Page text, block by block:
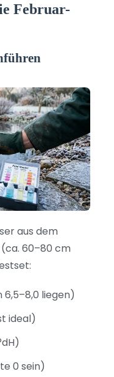
Februar-
aus dem
60–80 cm
liegen)
ideal)
0 sein)